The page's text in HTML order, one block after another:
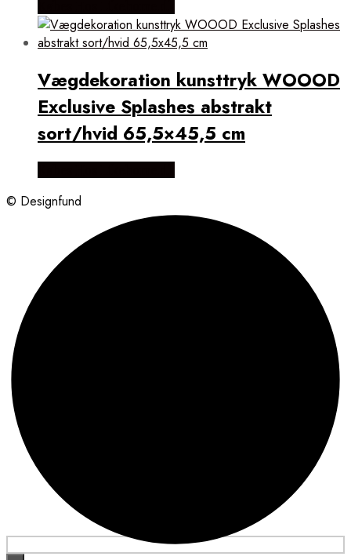
Vægdekoration kunsttryk WOOOD
Exclusive Splashes abstrakt
sort/hvid 65,5×45,5 cm
© Designfund